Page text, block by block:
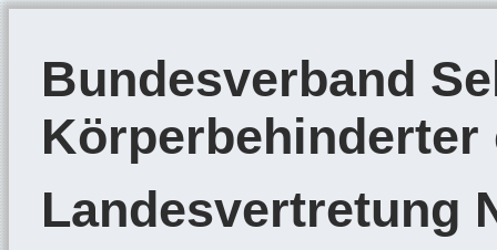
Bundesverband
Körperbehinderter
Landesvertretung